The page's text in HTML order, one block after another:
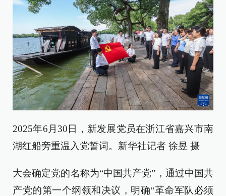
2025年6月30日，新发展党员在浙江省嘉兴市南
湖红船旁重温入党誓词。新华社记者 徐昱 摄
大会确定党的名称为“中国共产党”，通过中国共
产党的第一个纲领和决议，明确“革命军队必须